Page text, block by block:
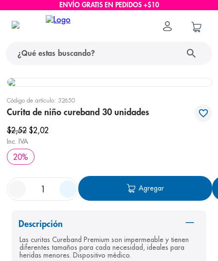
ENVÍO GRATIS EN PEDIDOS +$10
Código de artículo: 32650
Curita de niño cureband 30 unidades
$2,52 $2,02
Inc. IVA
20%
Agregar
Descripción
Las curitas Cureband Premium son impermeable y tienen
diferentes tamaños para cada necesidad, ideales para
heridas menores. Dispositivo médico.
términos más buscados
1. protector solar
2. pañales
3.
4. cerave
5. nivea
shampoo
8. panolini
9. pediasure